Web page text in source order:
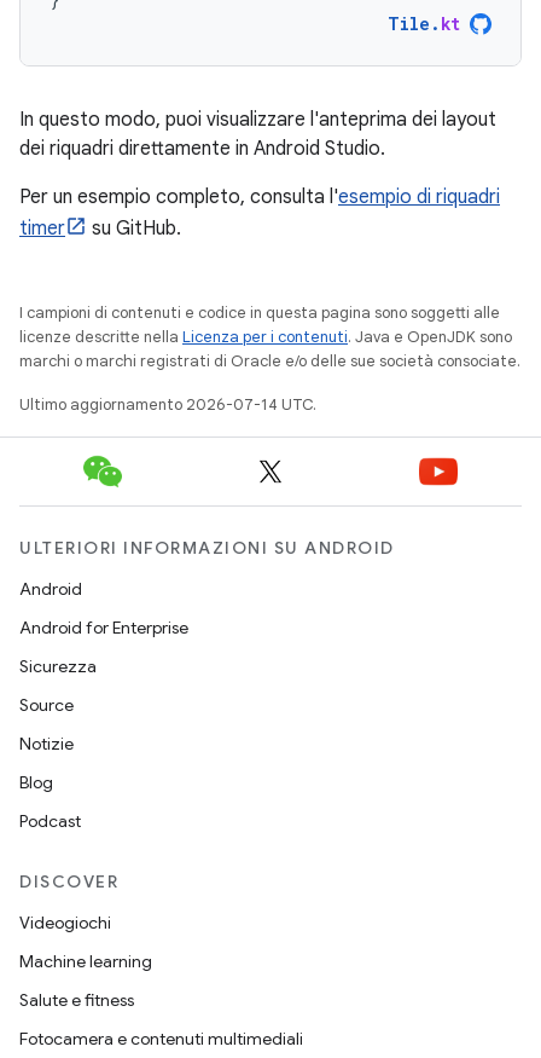
Tile . kt
In questo modo, puoi visualizzare l'anteprima dei layout
dei riquadri direttamente in Android Studio.
Per un esempio completo, consulta l'esempio di riquadri
timer
su GitHub.
I campioni di contenuti e codice in questa pagina sono soggetti alle
licenze descritte nella Licenza per i contenuti. Java e OpenJDK sono
marchi o marchi registrati di Oracle e/o delle sue società consociate.
Ultimo aggiornamento 2026-07-14 UTC.
ULTERIORI INFORMAZIONI SU ANDROID
Android
Android for Enterprise
Sicurezza
Source
Notizie
Blog
Podcast
DISCOVER
Videogiochi
Machine learning
Salute e fitness
Fotocamera e contenuti multimediali